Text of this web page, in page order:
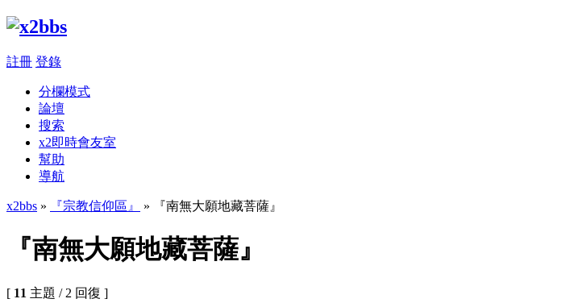
註冊 登錄
分欄模式
論壇
搜索
x2即時會友室
幫助
導航
x2bbs » 『宗教信仰區』 » 『南無大願地藏菩薩』
『南無大願地藏菩薩』
[ 11 主題 / 2 回復 ]